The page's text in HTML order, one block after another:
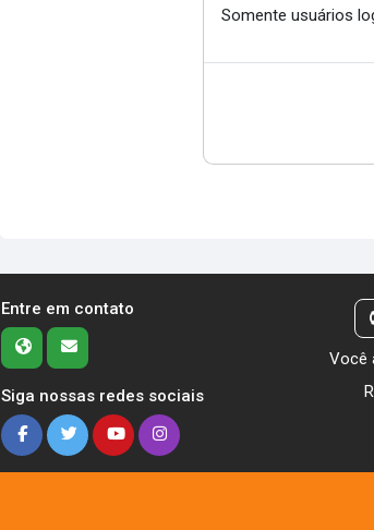
Somente usuários
Entre em contato
Siga nossas redes sociais
Você